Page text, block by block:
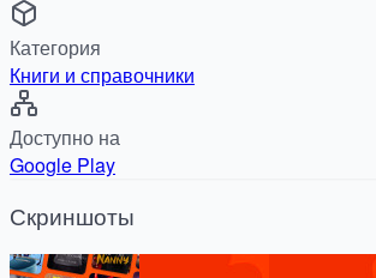
Категория
Книги и справочники
Доступно на
Google Play
Скриншоты